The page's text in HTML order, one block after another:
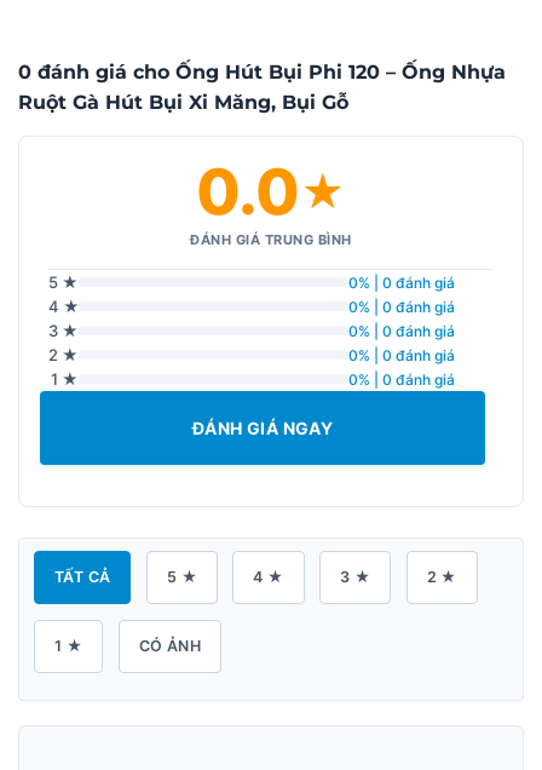
0 đánh giá cho Ống Hút Bụi Phi 120 – Ống Nhựa
Ruột Gà Hút Bụi Xi Măng, Bụi Gỗ
0.0★
ĐÁNH GIÁ TRUNG BÌNH
5 ★ 0% | 0 đánh giá
4 ★ 0% | 0 đánh giá
3 ★ 0% | 0 đánh giá
2 ★ 0% | 0 đánh giá
1 ★ 0% | 0 đánh giá
ĐÁNH GIÁ NGAY
TẤT CẢ 5 ★ 4 ★ 3 ★ 2 ★
1 ★ CÓ ẢNH